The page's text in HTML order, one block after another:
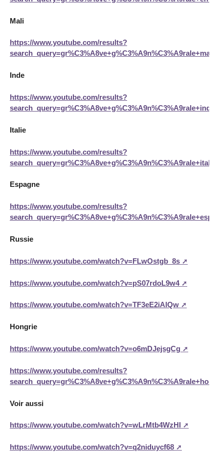
Mali
https://www.youtube.com/results?
search_query=gr%C3%A8ve+g%C3%A9n%C3%A9rale+mali
Inde
https://www.youtube.com/results?
search_query=gr%C3%A8ve+g%C3%A9n%C3%A9rale+inde
Italie
https://www.youtube.com/results?
search_query=gr%C3%A8ve+g%C3%A9n%C3%A9rale+italie
Espagne
https://www.youtube.com/results?
Russie
https://www.youtube.com/watch?v=FLwOstgb_8s
https://www.youtube.com/watch?v=pS07rdoL9w4
https://www.youtube.com/watch?v=TF3eE2iAlQw
Hongrie
https://www.youtube.com/watch?v=o6mDJejsgCg
https://www.youtube.com/results?
Voir aussi
https://www.youtube.com/watch?v=wLrMtb4WzHI
https://www.youtube.com/watch?v=q2niduycf68